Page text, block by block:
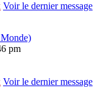
Voir le dernier message
pm
Voir le dernier message